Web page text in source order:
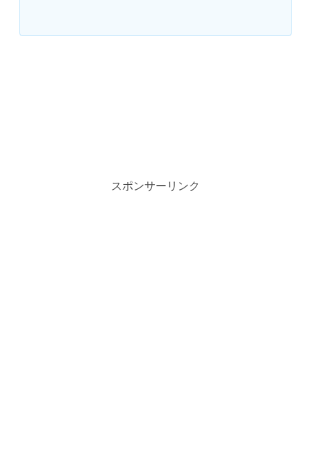
スポンサーリンク